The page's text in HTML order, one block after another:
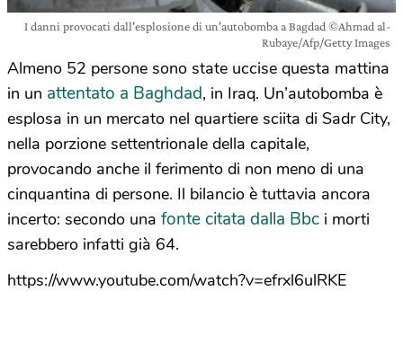
I danni provocati dall'esplosione di un'autobomba a Bagdad ©Ahmad al-
Rubaye/Afp/Getty Images
Almeno 52 persone sono state uccise questa mattina
in un attentato a Baghdad, in Iraq. Un’autobomba è
esplosa in un mercato nel quartiere sciita di Sadr City,
nella porzione settentrionale della capitale,
provocando anche il ferimento di non meno di una
cinquantina di persone. Il bilancio è tuttavia ancora
incerto: secondo una fonte citata dalla Bbc i morti
sarebbero infatti già 64.
https://www.youtube.com/watch?v=efrxl6ulRKE